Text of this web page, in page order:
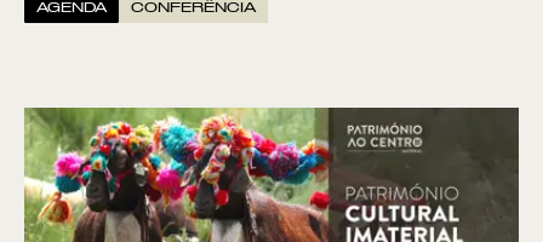
AGENDA CONFERÊNCIA